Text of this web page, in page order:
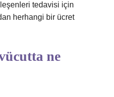
tedavisi için
herhangi bir ücret
ne